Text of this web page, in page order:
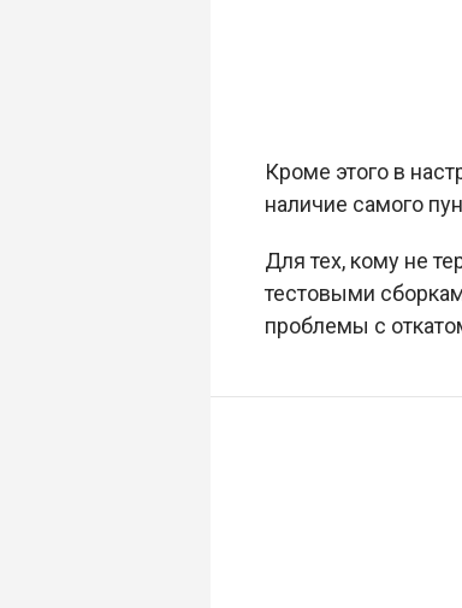
Кроме этого в
наличие самого
Для тех, кому не
тестовыми
проблемы с